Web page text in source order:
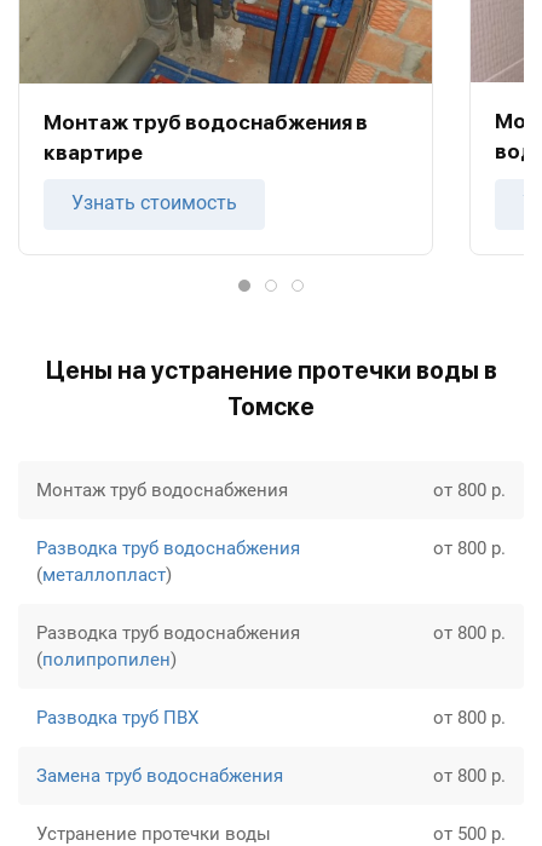
Монтаж труб водоснабжения в
квартире
Узнать стоимость
Цены на устранение протечки воды в
Томске
Монтаж труб водоснабжения от 800 р.
Разводка труб водоснабжения
(металлопласт)
от 800 р.
Разводка труб водоснабжения
(полипропилен)
от 800 р.
Разводка труб ПВХ от 800 р.
Замена труб водоснабжения от 800 р.
Устранение протечки воды от 500 р.